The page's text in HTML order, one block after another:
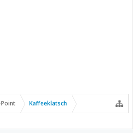
Kaffeeklatsch